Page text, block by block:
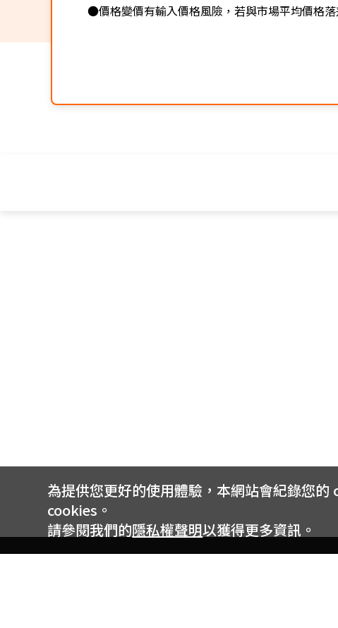
●價格變價有輸入價格風險，若與市場平均價格
為提供您更好的使用體驗，本網站會紀錄您
cookies。
請參閱我們的隱私權聲明以獲得更多資訊。